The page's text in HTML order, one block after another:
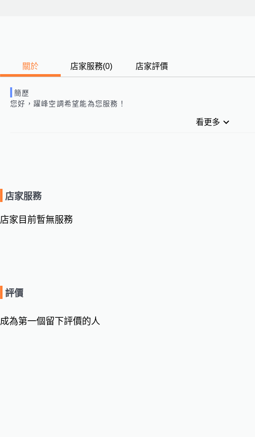
關於 店家服務(0) 店家評價
簡歷
您好， 躍峰空調希望能為您服務！
看更多
店家服務
店家目前暫無服務
評價
成為第一個留下評價的人